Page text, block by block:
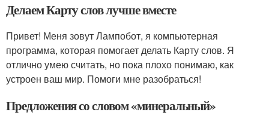
Делаем Карту слов лучше вместе
Привет! Меня зовут Лампобот, я компьютерная
программа, которая помогает делать Карту слов. Я
отлично умею считать, но пока плохо понимаю, как
устроен ваш мир. Помоги мне разобраться!
Предложения со словом «минеральный»